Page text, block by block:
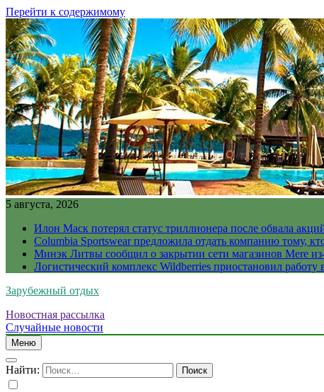
Перейти к содержимому
5 августа, 2026
Илон Маск потерял статус триллионера после обвала
Columbia Sportswear предложила отдать компанию тому,
Минэк Литвы сообщил о закрытии сети магазинов Mere
Логистический комплекс Wildberries приостановил работу
Зарубежный отдых
Новостная рассылка
Случайные новости
Меню
Найти: